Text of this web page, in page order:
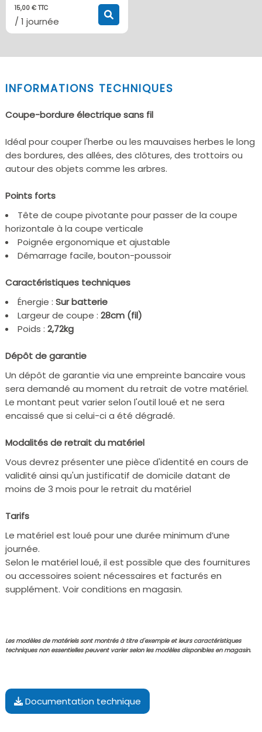
15,00 € TTC
/ 1 journée
INFORMATIONS TECHNIQUES
Coupe-bordure électrique sans fil
Idéal pour couper l'herbe ou les mauvaises herbes le long
des bordures, des allées, des clôtures, des trottoirs ou
autour des objets comme les arbres.
Points forts
Tête de coupe pivotante pour passer de la coupe
horizontale à la coupe verticale
Poignée ergonomique et ajustable
Démarrage facile, bouton-poussoir
Caractéristiques techniques
Énergie : Sur batterie
Largeur de coupe : 28cm (fil)
Poids : 2,72kg
Dépôt de garantie
Un dépôt de garantie via une empreinte bancaire vous
sera demandé au moment du retrait de votre matériel.
Le montant peut varier selon l'outil loué et ne sera
encaissé que si celui-ci a été dégradé.
Modalités de retrait du matériel
Vous devrez présenter une pièce d'identité en cours de
validité ainsi qu'un justificatif de domicile datant de
moins de 3 mois pour le retrait du matériel
Tarifs
Le matériel est loué pour une durée minimum d’une
journée.
Selon le matériel loué, il est possible que des fournitures
ou accessoires soient nécessaires et facturés en
supplément. Voir conditions en magasin.
Les modèles de matériels sont montrés à titre d'exemple et leurs caractéristiques
techniques non essentielles peuvent varier selon les modèles disponibles en magasin.
Documentation technique